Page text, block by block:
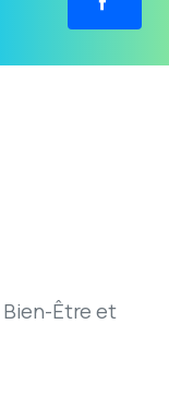
Être et